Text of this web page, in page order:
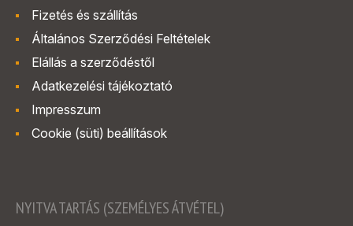
Fizetés és szállítás
Általános Szerződési Feltételek
Elállás a szerződéstől
Adatkezelési tájékoztató
Impresszum
Cookie (süti) beállítások
NYITVA TARTÁS (SZEMÉLYES ÁTVÉTEL)